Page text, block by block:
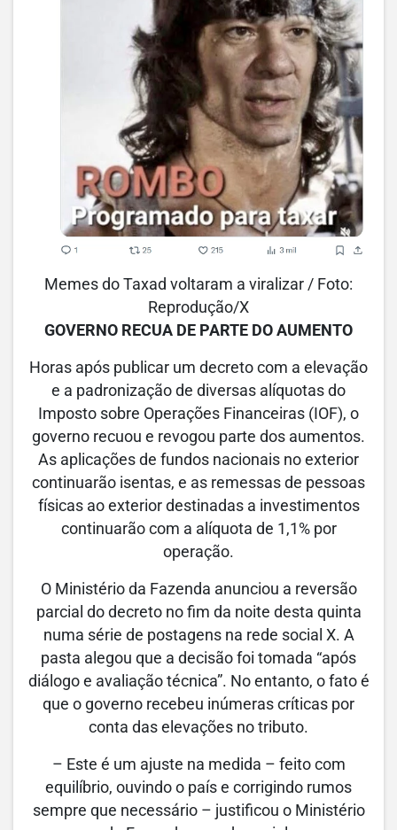
Memes do Taxad voltaram a viralizar / Foto:
Reprodução/X
GOVERNO RECUA DE PARTE DO AUMENTO
Horas após publicar um decreto com a elevação
e a padronização de diversas alíquotas do
Imposto sobre Operações Financeiras (IOF), o
governo recuou e revogou parte dos aumentos.
As aplicações de fundos nacionais no exterior
continuarão isentas, e as remessas de pessoas
físicas ao exterior destinadas a investimentos
continuarão com a alíquota de 1,1% por
operação.
O Ministério da Fazenda anunciou a reversão
parcial do decreto no fim da noite desta quinta
numa série de postagens na rede social X. A
pasta alegou que a decisão foi tomada “após
diálogo e avaliação técnica”. No entanto, o fato é
que o governo recebeu inúmeras críticas por
conta das elevações no tributo.
– Este é um ajuste na medida – feito com
equilíbrio, ouvindo o país e corrigindo rumos
sempre que necessário – justificou o Ministério